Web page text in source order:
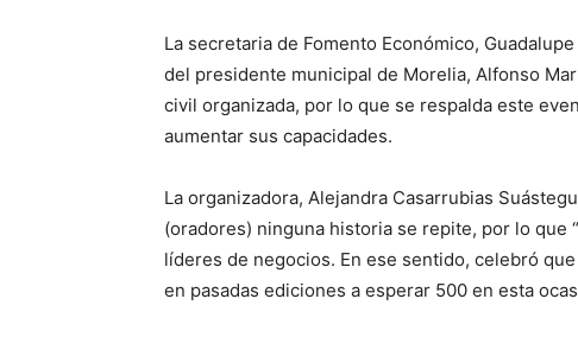
La secretaria de Fomento Económico,
del presidente municipal de Morelia, Alfonso
civil organizada, por lo que se respalda este
aumentar sus capacidades.
La organizadora, Alejandra Casarrubias
(oradores) ninguna historia se repite, por lo que
líderes de negocios. En ese sentido, celebró
en pasadas ediciones a esperar 500 en esta